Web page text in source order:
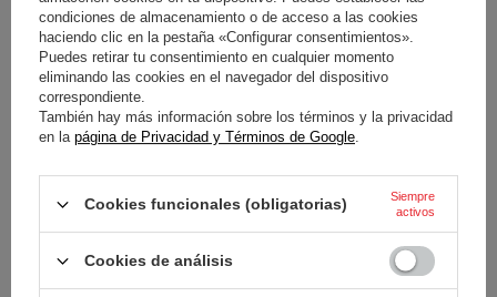
/ artículo
Precio más bajo en 30 días antes
del descuento:102,10 € -20%
/ artículo
Precio más bajo en 30 días antes
del descuento:102,10 €
condiciones de almacenamiento o de acceso a las cookies
haciendo clic en la pestaña «Configurar consentimientos».
Puedes retirar tu consentimiento en cualquier momento
eliminando las cookies en el navegador del dispositivo
correspondiente.
También hay más información sobre los términos y la privacidad
en la página de Privacidad y Términos de Google.
Cookies funcionales (obligatorias)
Siempre
activos
Cookies de análisis